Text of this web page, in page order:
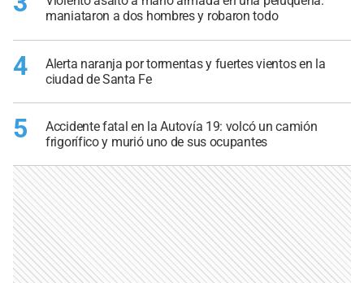
maniataron a dos hombres y robaron todo
4
Alerta naranja por tormentas y fuertes vientos en la
ciudad de Santa Fe
5
Accidente fatal en la Autovía 19: volcó un camión
frigorífico y murió uno de sus ocupantes